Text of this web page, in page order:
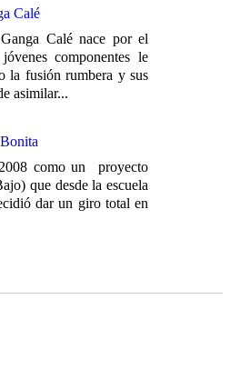
Calé
Calé nace por el
componentes le
la fusión rumbera y sus
asimilar...
como un proyecto
que desde la escuela
dar un giro total en